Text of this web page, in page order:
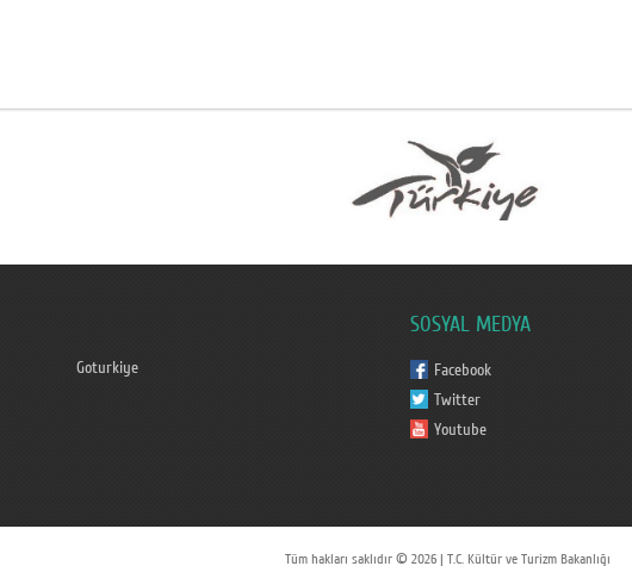
Goturkiye
SOSYAL MEDYA
Facebook
Twitter
Youtube
Tüm hakları saklıdır © 2026 | T.C. Kültür ve Turizm Bakanlığı